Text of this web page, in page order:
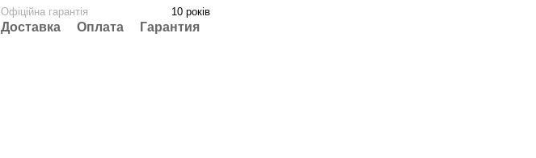
Офіційна гарантія
10 років
Доставка Оплата Гарантия